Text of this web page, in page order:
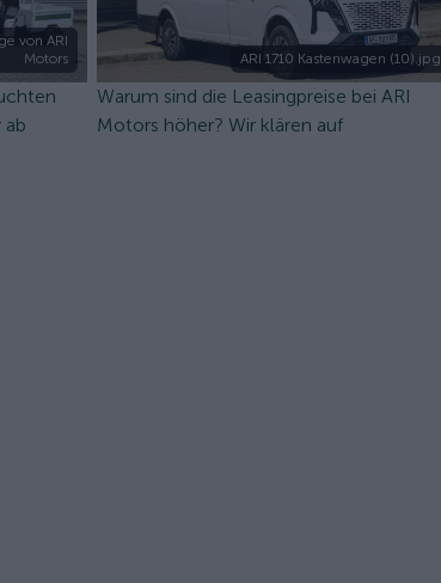
von ARI
Motors
ARI 1710 Kastenwagen (10).jpg
Warum sind die Leasingpreise bei ARI
Motors höher? Wir klären auf